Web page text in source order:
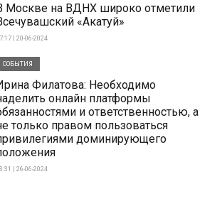
Москве на ВДНХ широко отметили
«Акатуй»
| 20-06-2024
СОБЫТИЯ
Филатова: Необходимо
онлайн платформы
и ответственностью, а
только правом пользоваться
доминирующего
| 26-06-2024